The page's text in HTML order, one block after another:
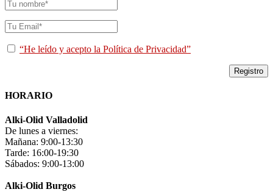
“He leído y acepto la Política de Privacidad”
HORARIO
Alki-Olid Valladolid
De lunes a viernes:
Mañana: 9:00-13:30
Tarde: 16:00-19:30
Sábados: 9:00-13:00
Alki-Olid Burgos